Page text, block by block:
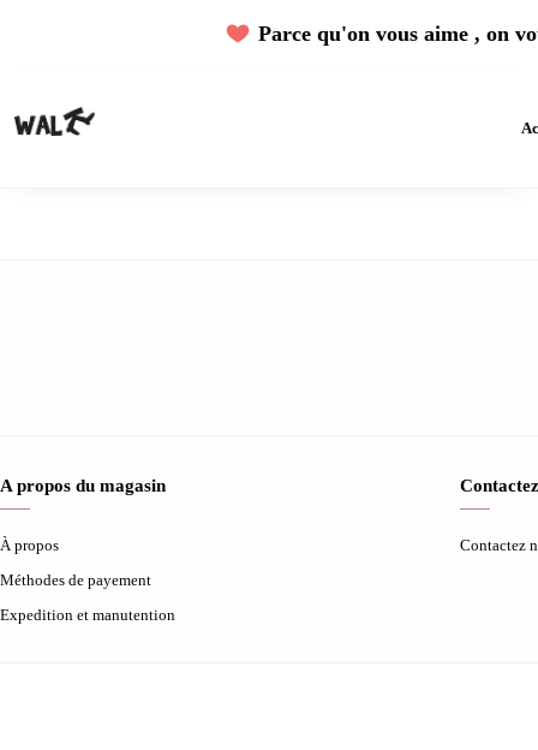
Parce qu'on vous aime , on
A propos du magasin
À propos
Méthodes de payement
Expedition et manutention
Contactez